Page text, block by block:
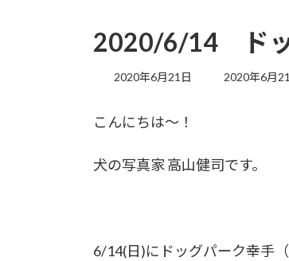
2020/6/14 ドッ
2020年6月21日 2020年6月
こんにちは～！
犬の写真家 高山健司です。
6/14(日)にドッグパーク幸手